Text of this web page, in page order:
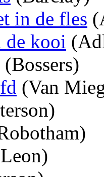
in de fles
de kooi
(Bossers)
(Van